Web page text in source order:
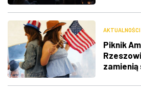
AKTUALNOŚCI
Piknik
zamienią